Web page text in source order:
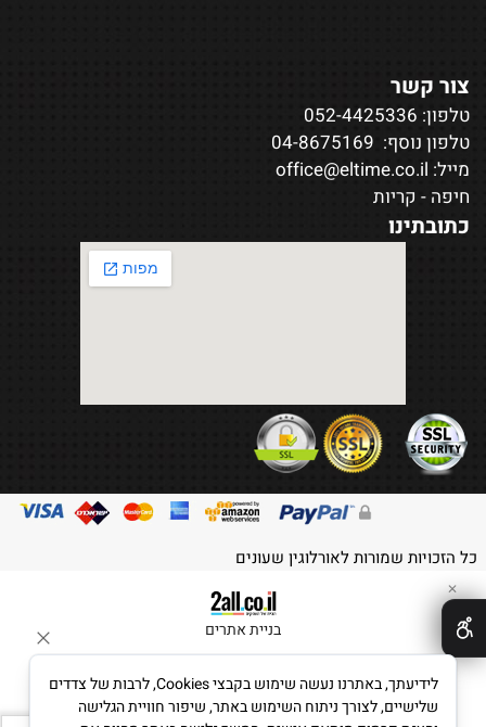
צור קשר
טלפון: 052-4425336
טלפון נוסף: 04-8675169
מייל: office@eltime.co.il
חיפה - קריות
כתובתינו
כל הזכויות שמורות לאורלוגין שעונים
בניית אתרים
✕
לידיעתך, באתרנו נעשה שימוש בקבצי Cookies, לרבות של צדדים
שלישיים, לצורך ניתוח השימוש באתר, שיפור חוויית הגלישה